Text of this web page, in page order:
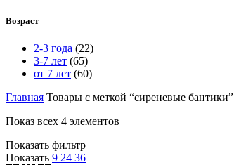
Возраст
2-3 года (22)
3-7 лет (65)
от 7 лет (60)
Главная Товары с меткой “сиреневые бантики”
Показ всех 4 элементов
Показать фильтр
Показать 9 24 36